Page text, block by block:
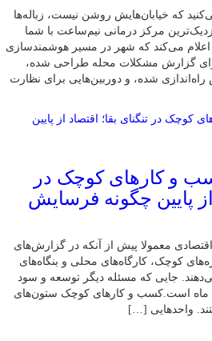
که خیابان‌هایش روشن نیست، زباله‌ها
مرکز درمانی نیم‌ساعت با شما
اعلام می‌کند که شهر در مسیر هوشمندسازی
گزارش مشکلات محله طراحی شده،
شده، و دوربین‌هایی برای نظارت
و کارهای کوچک در
از پایین چگونه فرسایش
معمولا پیش از آنکه در گزارش‌های
کوچک، کارگاه‌های محلی و بنگاه‌های
جایی که مسئله دیگر توسعه و سود
ماه است.کسب‌ و کارهای کوچک ستون‌های
واحدهایی […]